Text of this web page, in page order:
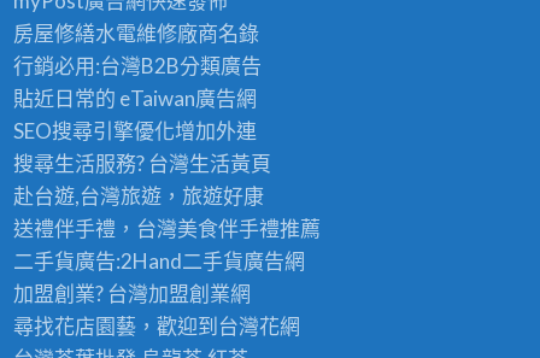
房屋修繕水電維修廠商名錄
行銷必用:台灣B2B分類廣告
貼近日常的 eTaiwan廣告網
SEO搜尋引擎優化增加外連
搜尋生活服務? 台灣生活黃頁
赴台遊,台灣旅遊，旅遊好康
送禮伴手禮，台灣美食伴手禮推薦
二手貨廣告:2Hand二手貨廣告網
加盟創業? 台灣加盟創業網
尋找花店園藝，歡迎到台灣花網